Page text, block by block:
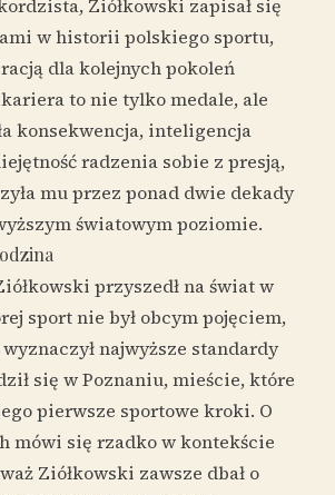
Ziółkowski zapisał się
w historii polskiego sportu,
dla kolejnych pokoleń
to nie tylko medale, ale
konsekwencja, inteligencja
radzenia sobie z presją,
mu przez ponad dwie dekady
światowym poziomie.
przyszedł na świat w
sport nie był obcym pojęciem,
najwyższe standardy
się w Poznaniu, mieście, które
pierwsze sportowe kroki. O
mówi się rzadko w kontekście
Ziółkowski zawsze dbał o